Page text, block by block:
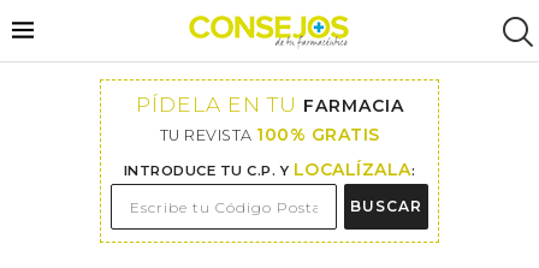
PÍDELA EN TU FARMACIA
TU REVISTA 100% GRATIS
INTRODUCE TU C.P. Y LOCALÍZALA:
BUSCAR